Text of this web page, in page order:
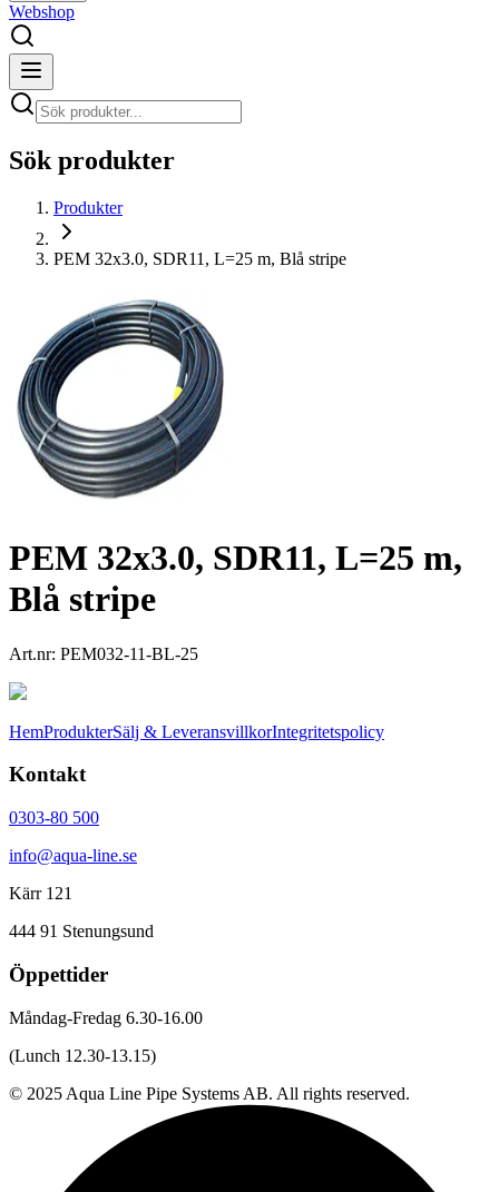
Webshop
Sök produkter
Produkter
PEM 32x3.0, SDR11, L=25 m, Blå stripe
PEM 32x3.0, SDR11, L=25 m,
Blå stripe
Art.nr: PEM032-11-BL-25
HemProdukterSälj & LeveransvillkorIntegritetspolicy
Kontakt
0303-80 500
info@aqua-line.se
Kärr 121
444 91 Stenungsund
Öppettider
Måndag-Fredag 6.30-16.00
(Lunch 12.30-13.15)
© 2025 Aqua Line Pipe Systems AB. All rights reserved.